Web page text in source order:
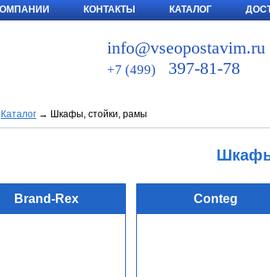
КОНТАКТЫ КАТАЛОГ
info@vseopostavim.ru
+7 (499) 397-81-78
Каталог → Шкафы, стойки, рамы
Brand-Rex Conteg